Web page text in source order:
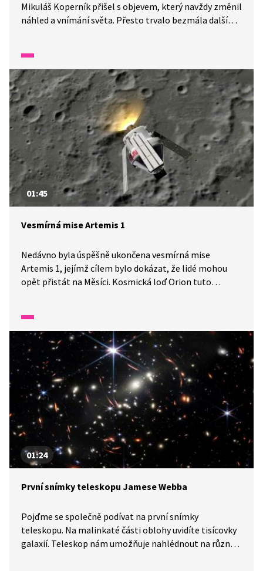
Mikuláš Koperník přišel s objevem, který navždy změnil
náhled a vnímání světa. Přesto trvalo bezmála další
Koperníkovy knihy církví prohlášeny za zakázané. Dnes
už o jeho teoriích nikdo nepochybuje a Mikuláš
Koperník je navždy zapsán mezi vědecké velikány
na poli astrofyziky.
01:45
Vesmírná mise Artemis 1
Nedávno byla úspěšně ukončena vesmírná mise
Artemis 1, jejímž cílem bylo dokázat, že lidé mohou
opět přistát na Měsíci. Kosmická loď Orion tuto
vesmírných misích dozvíte v reportáži Zpráviček.
01:24
První snímky teleskopu Jamese Webba
Pojďme se společně podívat na první snímky
teleskopu. Na malinkaté části oblohy uvidíte tisícovky
galaxií. Teleskop nám umožňuje nahlédnout na různá